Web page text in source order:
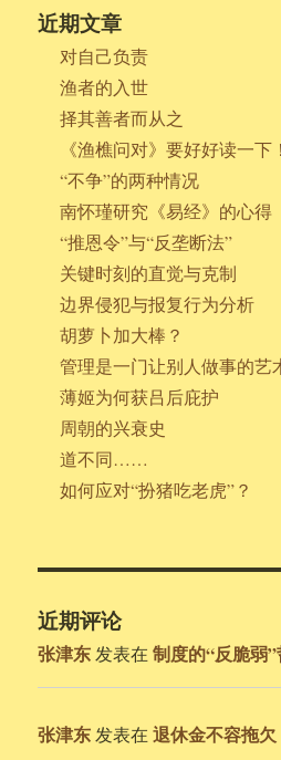
近期文章
对自己负责
渔者的入世
择其善者而从之
《渔樵问对》要好好读一下！
“不争”的两种情况
南怀瑾研究《易经》的心得
“推恩令”与“反垄断法”
关键时刻的直觉与克制
边界侵犯与报复行为分析
胡萝卜加大棒？
管理是一门让别人做事的艺
薄姬为何获吕后庇护
周朝的兴衰史
道不同……
如何应对“扮猪吃老虎”？
近期评论
张津东 发表在制度的“反脆弱
张津东 发表在退休金不容拖欠